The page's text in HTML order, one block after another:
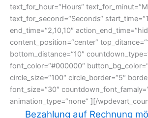
text_for_hour=“Hours“
text_for_second=“Seconds“
end_time=“2,10,10″
content_position=“center“
bottom_distance=“10″
font_color=“#000000″
circle_size=“100″ circle_border=“5″
font_size=“30″
animation_type=“none“ ][/
Bezahlung auf Rechnung